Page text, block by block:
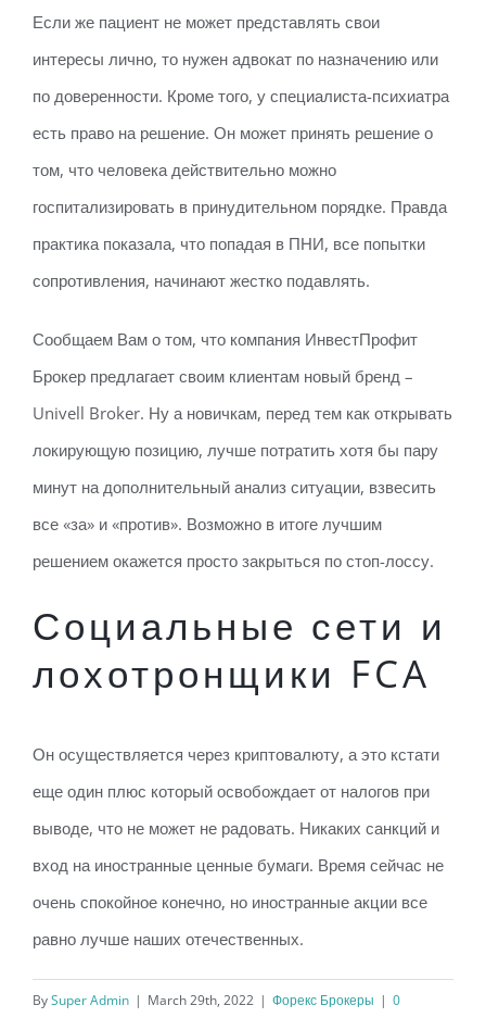
Если же пациент не может представлять свои
интересы лично, то нужен адвокат по назначению или
по доверенности. Кроме того, у специалиста-психиатра
есть право на решение. Он может принять решение о
том, что человека действительно можно
госпитализировать в принудительном порядке. Правда
практика показала, что попадая в ПНИ, все попытки
сопротивления, начинают жестко подавлять.
Сообщаем Вам о том, что компания ИнвестПрофит
Брокер предлагает своим клиентам новый бренд –
Univell Broker. Ну а новичкам, перед тем как открывать
локирующую позицию, лучше потратить хотя бы пару
минут на дополнительный анализ ситуации, взвесить
все «за» и «против». Возможно в итоге лучшим
решением окажется просто закрыться по стоп-лоссу.
Социальные сети и
лохотронщики FCA
Он осуществляется через криптовалюту, а это кстати
еще один плюс который освобождает от налогов при
выводе, что не может не радовать. Никаких санкций и
вход на иностранные ценные бумаги. Время сейчас не
очень спокойное конечно, но иностранные акции все
равно лучше наших отечественных.
BySuper Admin | March 29th, 2022 | Форекс Брокеры | 0